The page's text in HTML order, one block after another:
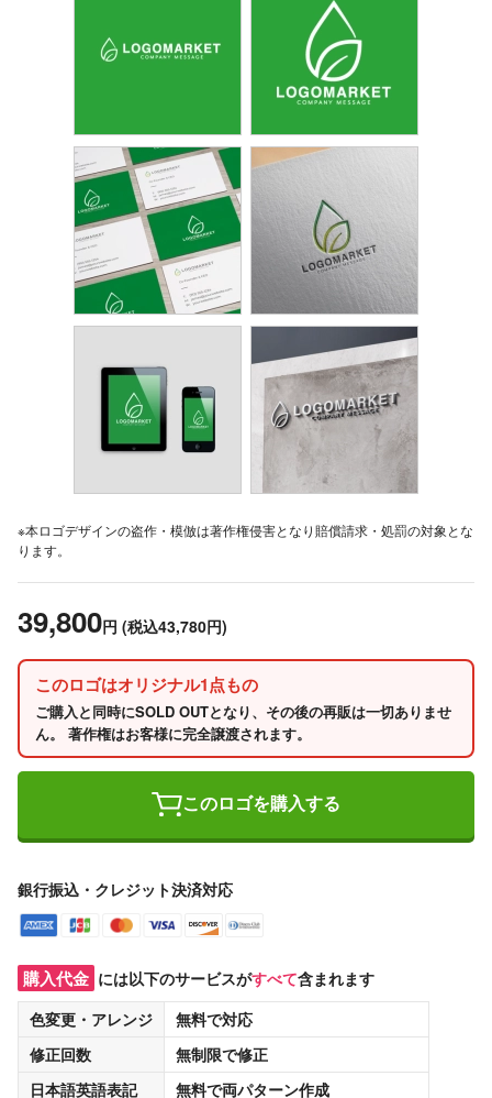
※本ロゴデザインの盗作・模倣は著作権侵害となり賠償請求・処罰の対象とな
ります。
39,800円 (税込43,780円)
このロゴはオリジナル1点もの
ご購入と同時にSOLD OUTとなり、その後の再販は一切ありませ
ん。 著作権はお客様に完全譲渡されます。
このロゴを購入する
銀行振込・クレジット決済対応
購入代金 には以下のサービスがすべて含まれます
色変更・アレンジ
無料で対応
修正回数
無制限で修正
日本語英語表記
無料で両パターン作成